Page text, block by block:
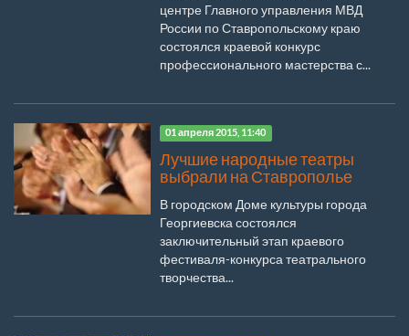
центре Главного управления МВД
России по Ставропольскому краю
состоялся краевой конкурс
профессионального мастерства с...
01 апреля 2015, 11:40
Лучшие народные театры
выбрали на Ставрополье
В городском Доме культуры города
Георгиевска состоялся
заключительный этап краевого
фестиваля-конкурса театрального
творчества...